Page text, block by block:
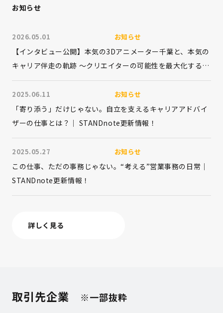
お知らせ
2026.05.01 お知らせ
【インタビュー公開】本気の3Dアニメーター千葉と、本気の
キャリア伴走の軌跡 〜クリエイターの可能性を最大化する
「卒業」というゴール〜
2025.06.11 お知らせ
「寄り添う」だけじゃない。自立を支えるキャリアアドバイ
ザーの仕事とは？｜ STANDnote更新情報！
2025.05.27 お知らせ
この仕事、ただの事務じゃない。“考える”営業事務の日常｜
STANDnote更新情報！
詳しく見る
取引先企業 ※一部抜粋